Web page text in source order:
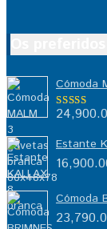
Cómoda
Avaliação
Estante
Cómoda